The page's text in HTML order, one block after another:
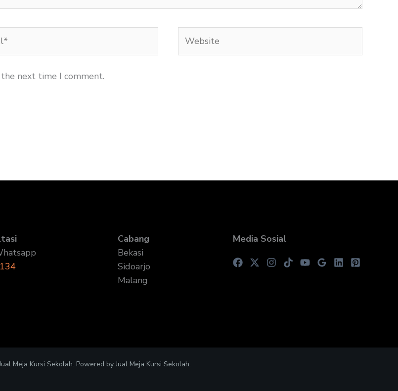
next time I comment.
Cabang
Bekasi
Sidoarjo
Malang
Media Sosial
Meja Kursi Sekolah. Powered by Jual Meja Kursi Sekolah.